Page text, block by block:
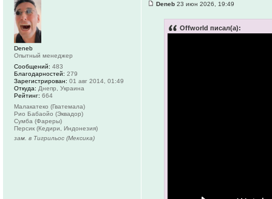
Deneb 23 июн 2026, 19:49
Offworld писал(а):
Deneb
Опытный менеджер
Сообщений: 483
Благодарностей: 279
Зарегистрирован: 01 авг 2014, 01:49
Откуда: Днепр, Украина
Рейтинг: 664
Малакатеко (Гватемала)
Рио Бабаойо (Эквадор)
Сумба (Фареры)
Персик (Кедири, Индонезия)
зам. в Тигрильос (Мексика)